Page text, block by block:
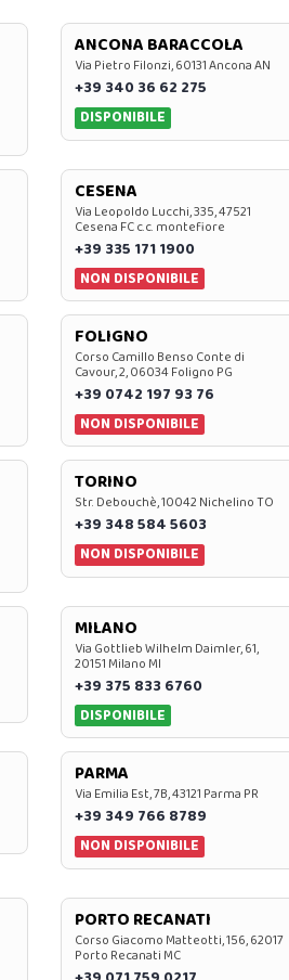
ANCONA BARACCOLA
Via Pietro Filonzi, 60131 Ancona AN
+39 340 36 62 275
DISPONIBILE
CESENA
Via Leopoldo Lucchi, 335, 47521
Cesena FC c.c. montefiore
+39 335 171 1900
NON DISPONIBILE
FOLIGNO
Corso Camillo Benso Conte di
Cavour, 2, 06034 Foligno PG
+39 0742 197 93 76
NON DISPONIBILE
TORINO
Str. Debouchè, 10042 Nichelino TO
+39 348 584 5603
NON DISPONIBILE
MILANO
Via Gottlieb Wilhelm Daimler, 61,
20151 Milano MI
+39 375 833 6760
DISPONIBILE
PARMA
Via Emilia Est, 7B, 43121 Parma PR
+39 349 766 8789
NON DISPONIBILE
PORTO RECANATI
Corso Giacomo Matteotti, 156, 62017
Porto Recanati MC